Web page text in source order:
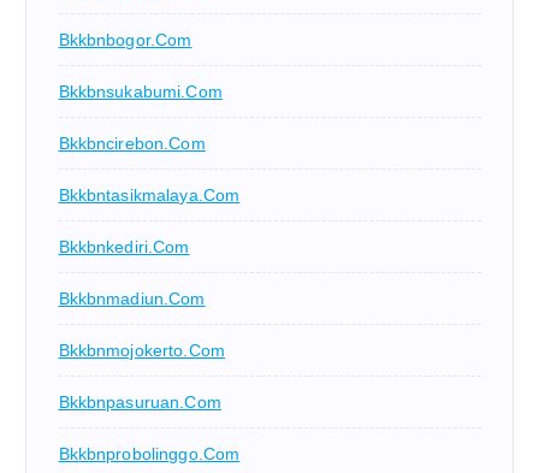
Bkkbnbogor.com
Bkkbnsukabumi.com
Bkkbncirebon.com
Bkkbntasikmalaya.com
Bkkbnkediri.com
Bkkbnmadiun.com
Bkkbnmojokerto.com
Bkkbnpasuruan.com
Bkkbnprobolinggo.com